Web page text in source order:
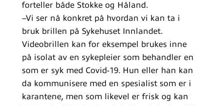
forteller både Stokke og Håland.
–Vi ser nå konkret på hvordan vi kan ta i
bruk brillen på Sykehuset Innlandet.
Videobrillen kan for eksempel brukes inne
på isolat av en sykepleier som behandler en
som er syk med Covid-19. Hun eller han kan
da kommunisere med en spesialist som er i
karantene, men som likevel er frisk og kan